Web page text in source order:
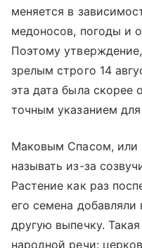
меняется в
медоносов, погоды и
Поэтому
зрелым строго 14
эта дата была скорее
точным указанием
Маковым Спасом, или
называть из-за
Растение как раз
его семена
другую выпечку.
народной речи: